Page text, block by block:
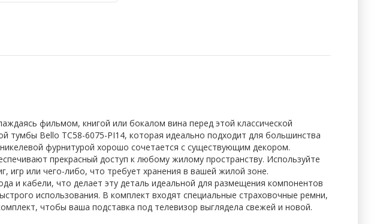
фильмом, книгой или бокалом вина перед этой классической
Bello TC58-6075-PI14, которая идеально подходит для большинства
фурнитурой хорошо сочетается с существующим декором.
прекрасный доступ к любому жилому пространству. Используйте
игр или чего-либо, что требует хранения в вашей жилой зоне.
и кабели, что делает эту деталь идеальной для размещения компонентов
использования. В комплект входят специальные страховочные ремни,
чтобы ваша подставка под телевизор выглядела свежей и новой.